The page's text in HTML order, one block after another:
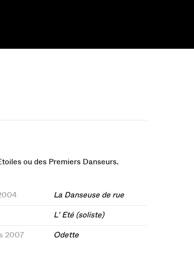
ou des Premiers Danseurs.
La Danseuse de rue
L' Eté (soliste)
2007 Odette